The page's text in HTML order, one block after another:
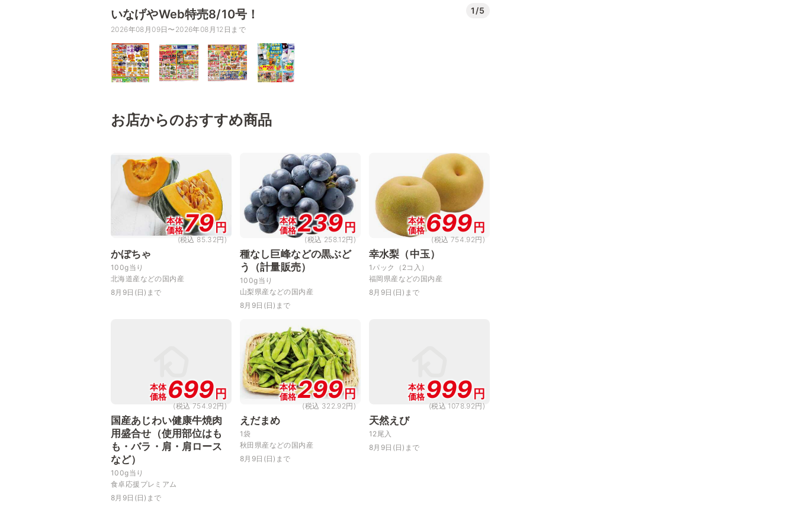
いなげやWeb特売8/10号！ 1/5
2026年08月09日〜2026年08月12日まで
お店からのおすすめ商品
本体
価格79 円
(税込 85.32円)
かぼちゃ
100g当り
北海道産などの国内産
8月9日(日)まで
本体
価格239 円
(税込 258.12円)
種なし巨峰などの黒ぶど
う（計量販売）
100g当り
山梨県産などの国内産
8月9日(日)まで
本体
価格699 円
(税込 754.92円)
幸水梨（中玉）
1パック（2コ入）
福岡県産などの国内産
8月9日(日)まで
本体
価格 699 円
(税込 754.92円)
国産あじわい健康牛焼肉
用盛合せ（使用部位はも
も・バラ・肩・肩ロース
など）
100g当り
食卓応援プレミアム
8月9日(日)まで
本体
価格299 円
(税込 322.92円)
えだまめ
1袋
秋田県産などの国内産
8月9日(日)まで
本体
価格 999 円
(税込 1078.92円)
天然えび
12尾入
8月9日(日)まで